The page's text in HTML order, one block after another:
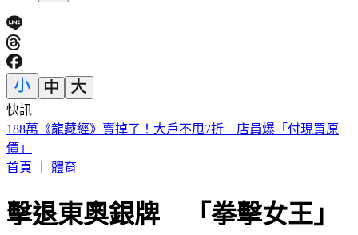
快訊
遠見天下創辦人高希均90歲辭世！「長壽5秘訣」曝 醫生也
認同
首頁
體育
擊退東奧銀牌 「拳擊女王」